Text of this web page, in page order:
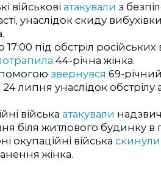
військові атакували з
унаслідок скиду
під обстріл
44-річна жінка.
звернувся 69-
липня унаслідок
війська атакували
біля житлового будинку в
окупаційні війська скинули
жінка.